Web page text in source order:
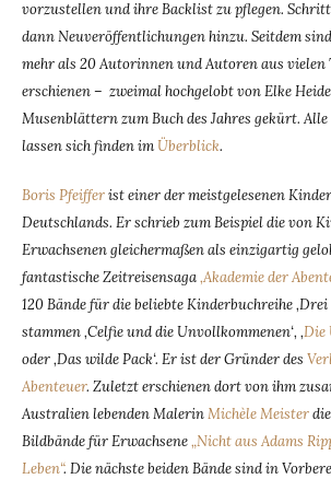
vorzustellen und ihre Backlist zu pflegen.
dann Neuveröffentlichungen hinzu. Seitdem
mehr als 20 Autorinnen und Autoren aus vielen
erschienen – zweimal hochgelobt von Elke
Musenblättern zum Buch des Jahres gekürt. Alle
lassen sich finden imÜberblick.
Boris Pfeifferist einer der meistgelesenen
Deutschlands. Er schrieb zum Beispiel die von
Erwachsenen gleichermaßen als einzigartig
fantastische Zeitreisensaga‚Akademie der
120 Bände für die beliebte Kinderbuchreihe ‚Drei
stammen ‚Celfie und die Unvollkommenen‘, ‚Die
oder ‚Das wilde Pack‘. Er ist der Gründer des
Abenteuer. Zuletzt erschienen dort von ihm
Australien lebenden MalerinMichèle Meister
Bildbände für Erwachsene„Nicht aus Adams
Leben“. Die nächste beiden Bände sind in